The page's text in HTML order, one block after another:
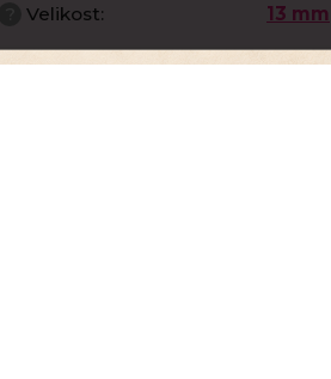
prohlížení webu a
Velikost: 13 mm